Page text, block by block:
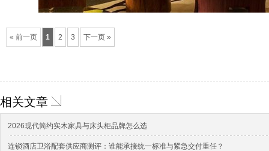
« 前一页 1 2 3 下一页 »
相关文章
2026现代简约实木家具与床头柜品牌怎么选
连锁酒店卫浴配套供应商测评：谁能承接统一标准与紧急交付重任？